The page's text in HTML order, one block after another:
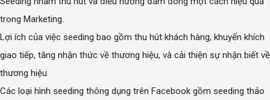
trong Marketing.
Lợi ích của việc seeding bao gồm thu hút khách hàng, khuyến khích
giao tiếp, tăng nhận thức về thương hiệu, và cải thiện sự nhận biết về
thương hiệu.
Các loại hình seeding thông dụng trên Facebook gồm seeding thảo